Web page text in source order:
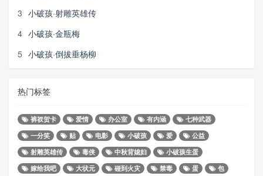
3 小破孩·射雕英雄传
4 小破孩·金瓶梅
5 小破孩·倒拔垂杨柳
热门标签
裤衩贺卡 爱情 办公室 有内涵
七种武器
一分笑
贴 电影 小破孩 爱
公益
射雕英雄传
毒侠 中秋背媳妇
小破孩生蛋
嫁给我吧
大状元 碰到火灾 禁毒 蛋
包